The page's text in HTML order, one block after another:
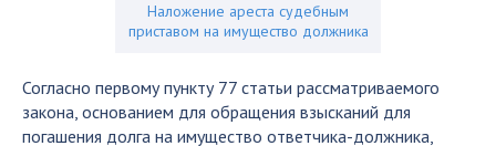
Наложение ареста судебным
приставом на имущество должника
Согласно первому пункту 77 статьи рассматриваемого
закона, основанием для обращения взысканий для
погашения долга на имущество ответчика-должника,